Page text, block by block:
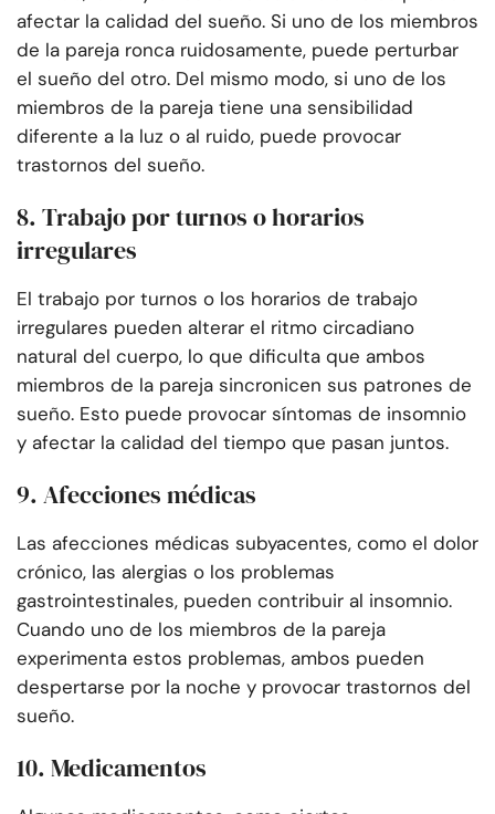
afectar la calidad del sueño. Si uno de los miembros
de la pareja ronca ruidosamente, puede perturbar
el sueño del otro. Del mismo modo, si uno de los
miembros de la pareja tiene una sensibilidad
diferente a la luz o al ruido, puede provocar
trastornos del sueño.
8. Trabajo por turnos o horarios
irregulares
El trabajo por turnos o los horarios de trabajo
irregulares pueden alterar el ritmo circadiano
natural del cuerpo, lo que dificulta que ambos
miembros de la pareja sincronicen sus patrones de
sueño. Esto puede provocar síntomas de insomnio
y afectar la calidad del tiempo que pasan juntos.
9. Afecciones médicas
Las afecciones médicas subyacentes, como el dolor
crónico, las alergias o los problemas
gastrointestinales, pueden contribuir al insomnio.
Cuando uno de los miembros de la pareja
experimenta estos problemas, ambos pueden
despertarse por la noche y provocar trastornos del
sueño.
10. Medicamentos